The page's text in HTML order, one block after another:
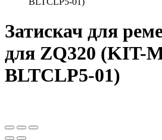
Затискач для
для ZQ320 (KIT-
BLTCLP5-01)